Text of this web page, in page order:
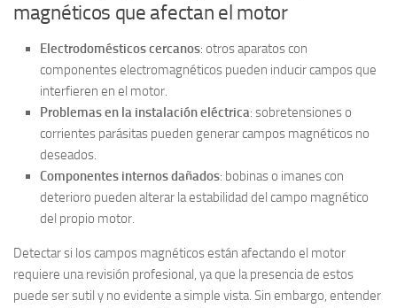
magnéticos que afectan el motor
Electrodomésticos cercanos: otros aparatos con
componentes electromagnéticos pueden inducir campos que
interfieren en el motor.
Problemas en la instalación eléctrica: sobretensiones o
corrientes parásitas pueden generar campos magnéticos no
deseados.
Componentes internos dañados: bobinas o imanes con
deterioro pueden alterar la estabilidad del campo magnético
del propio motor.
Detectar si los campos magnéticos están afectando el motor
requiere una revisión profesional, ya que la presencia de estos
puede ser sutil y no evidente a simple vista. Sin embargo, entender